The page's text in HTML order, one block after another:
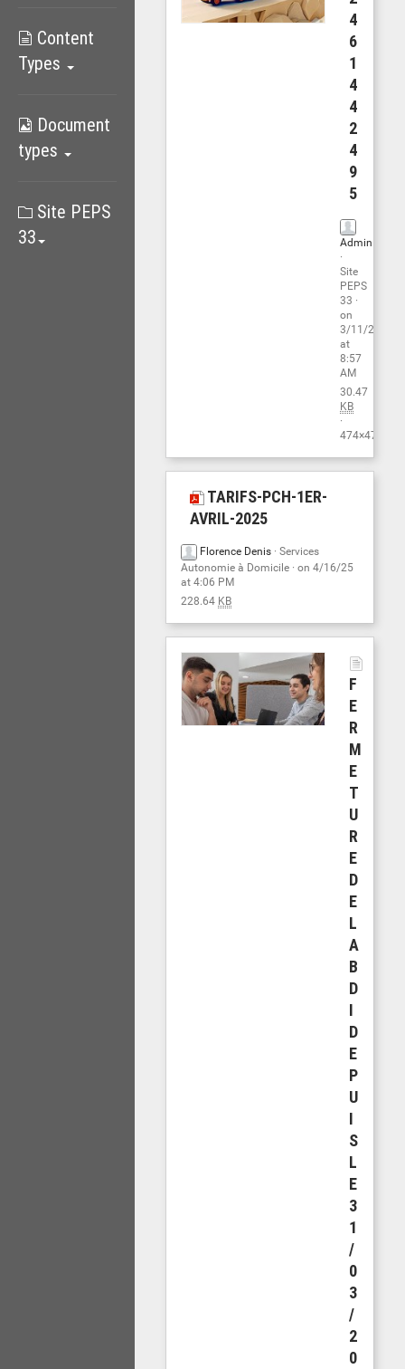
Content
Types
Document
types
Site PEPS
33
4
6
1
4
4
2
4
9
5
Admin
·
Site
PEPS
33 ·
on
3/11/26
at
8:57
AM
30.47
KB
·
474×474
TARIFS-PCH-1ER-
AVRIL-2025
Florence Denis ·Services
Autonomie à Domicile · on 4/16/25
at 4:06 PM
228.64 KB
F
E
R
M
E
T
U
R
E
D
E
L
A
B
D
I
D
E
P
U
I
S
L
E
3
1
/
0
3
/
2
0